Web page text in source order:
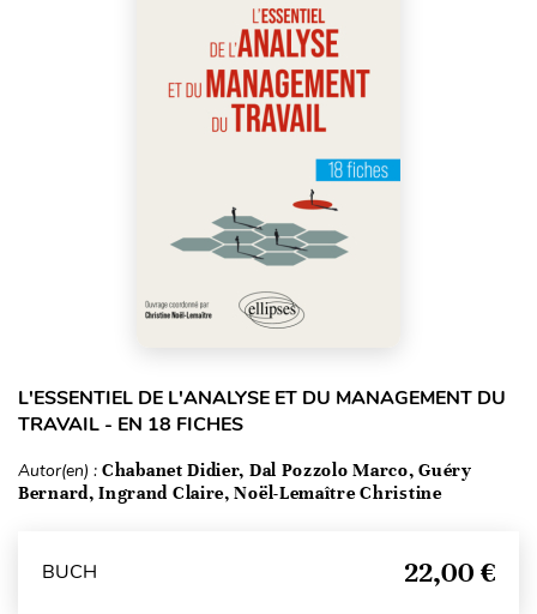
L'ESSENTIEL DE L'ANALYSE ET DU MANAGEMENT DU
TRAVAIL - EN 18 FICHES
Autor(en) : Chabanet Didier, Dal Pozzolo Marco, Guéry
Bernard, Ingrand Claire, Noël-Lemaître Christine
BUCH 22,00 €